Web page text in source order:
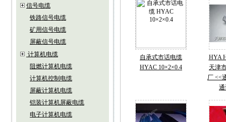
信号电缆
铁路信号电缆
矿用信号电缆
屏蔽信号电缆
计算机电缆
阻燃计算机电缆
计算机控制电缆
屏蔽计算机电缆
铠装计算机屏蔽电缆
电子计算机电缆
自承式市话电缆
HYAC 10×2×0.4
HYA
天津
厂 <<